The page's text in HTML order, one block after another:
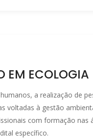
EM ECOLOGIA
a realização de
voltadas à gestão
com formação nas
específico.